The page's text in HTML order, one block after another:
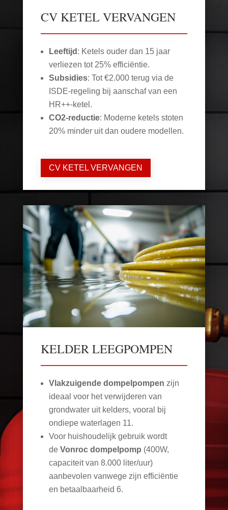
CV KETEL VERVANGEN
Leeftijd : Ketels ouder dan 15 jaar
verliezen tot 25% efficiëntie.
Subsidies: Tot €2.000 terug via de
ISDE-regeling bij aanschaf van een
HR++-ketel.
CO2-reductie: Moderne ketels stoten
20% minder uit dan oudere modellen.
CV KETEL VERVANGEN
KELDER LEEGPOMPEN
Vlakzuigende dompelpompen zijn
ideaal voor het verwijderen van
grondwater uit kelders, vooral bij
ondiepe waterlagen 11.
Voor huishoudelijk gebruik wordt
de Vonroc dompelpomp (400W,
capaciteit van 8.000 liter/uur)
aanbevolen vanwege zijn efficiëntie
en betaalbaarheid 6.